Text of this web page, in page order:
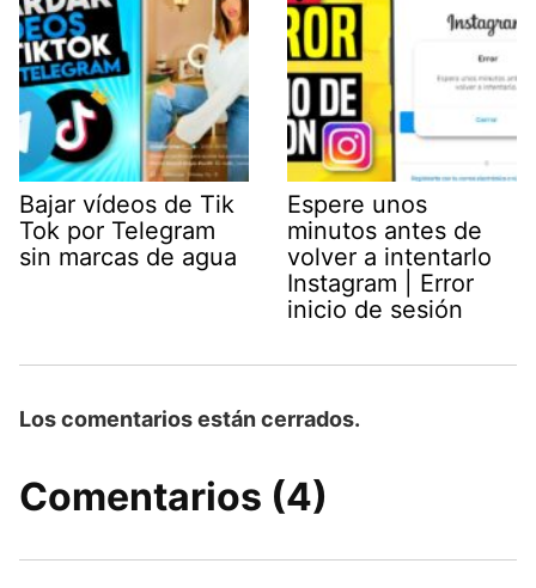
Bajar vídeos de Tik
Tok por Telegram
sin marcas de agua
Espere unos
minutos antes de
volver a intentarlo
Instagram | Error
inicio de sesión
Los comentarios están cerrados.
Comentarios (4)